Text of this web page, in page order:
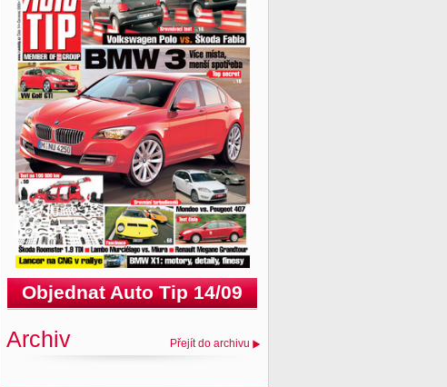
Objednat Auto Tip 14/09
Archiv Přejít do archivu